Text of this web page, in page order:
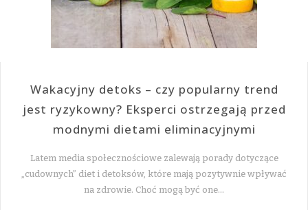
Wakacyjny detoks – czy popularny trend
jest ryzykowny? Eksperci ostrzegają przed
modnymi dietami eliminacyjnymi
Latem media społecznościowe zalewają porady dotyczące
„cudownych” diet i detoksów, które mają pozytywnie wpływać
na zdrowie. Choć mogą być one…